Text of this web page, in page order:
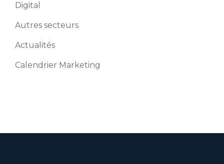
Digital
Autres secteurs
Actualités
Calendrier Marketing